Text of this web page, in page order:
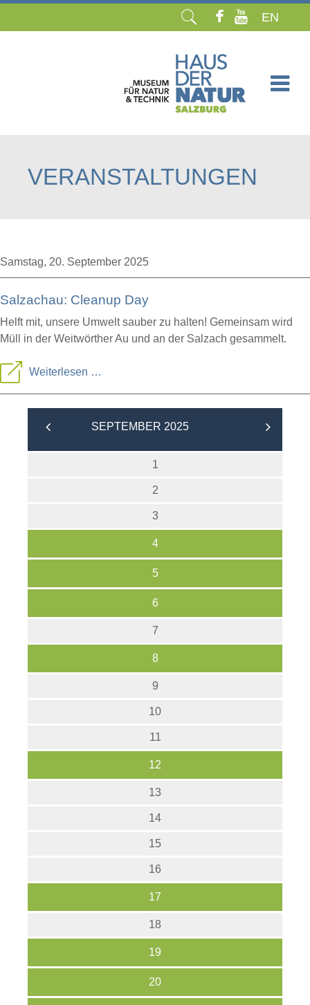
EN
VERANSTALTUNGEN
Samstag, 20. September 2025
Salzachau: Cleanup Day
Helft mit, unsere Umwelt sauber zu halten! Gemeinsam wird
Müll in der Weitwörther Au und an der Salzach gesammelt.
Weiterlesen …
Cleanup
SEPTEMBER 2025
1
2
3
4
5
6
7
8
9
10
11
12
13
14
15
16
17
18
19
20